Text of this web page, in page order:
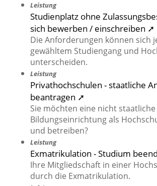
Leistung
Studienplatz ohne
sich bewerben / einschreiben ➚
Die Anforderungen können sich
gewähltem Studiengang und
unterscheiden.
Leistung
Privathochschulen - staatliche
beantragen ➚
Sie möchten eine nicht staatliche
Bildungseinrichtung als
und betreiben?
Leistung
Exmatrikulation - Studium
Ihre Mitgliedschaft in einer
durch die Exmatrikulation.